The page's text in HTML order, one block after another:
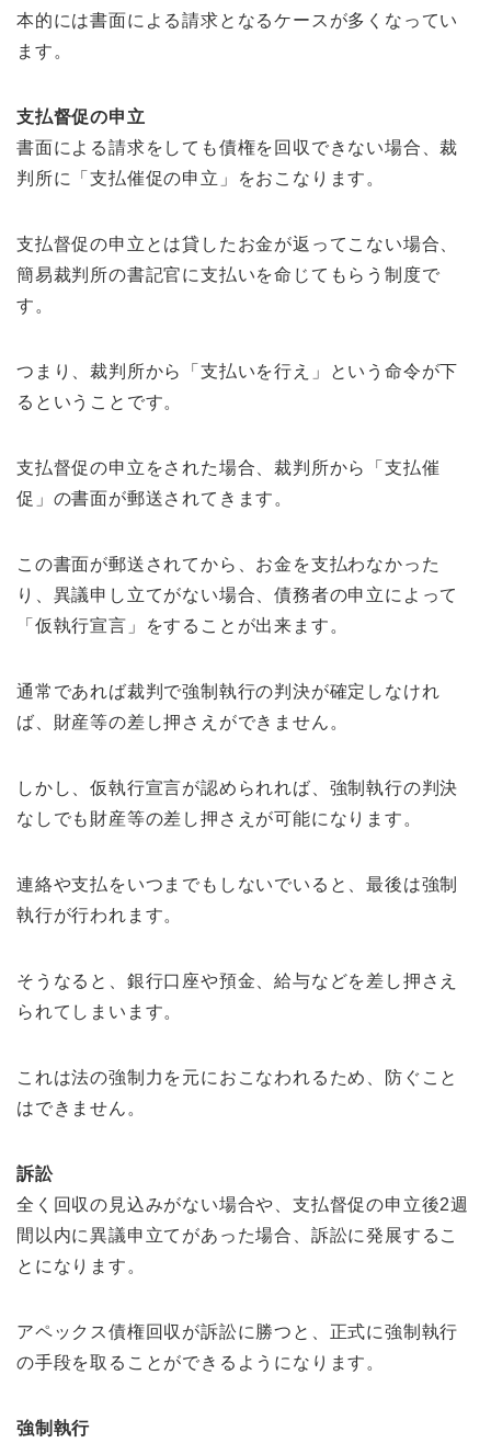
本的には書面による請求となるケースが多くなってい
ます。
支払督促の申立
書面による請求をしても債権を回収できない場合、裁
判所に「支払催促の申立」をおこなります。
支払督促の申立とは貸したお金が返ってこない場合、
簡易裁判所の書記官に支払いを命じてもらう制度で
す。
つまり、裁判所から「支払いを行え」という命令が下
るということです。
支払督促の申立をされた場合、裁判所から「支払催
促」の書面が郵送されてきます。
この書面が郵送されてから、お金を支払わなかった
り、異議申し立てがない場合、債務者の申立によって
「仮執行宣言」をすることが出来ます。
通常であれば裁判で強制執行の判決が確定しなけれ
ば、財産等の差し押さえができません。
しかし、仮執行宣言が認められれば、強制執行の判決
なしでも財産等の差し押さえが可能になります。
連絡や支払をいつまでもしないでいると、最後は強制
執行が行われます。
そうなると、銀行口座や預金、給与などを差し押さえ
られてしまいます。
これは法の強制力を元におこなわれるため、防ぐこと
はできません。
訴訟
全く回収の見込みがない場合や、支払督促の申立後2週
間以内に異議申立てがあった場合、訴訟に発展するこ
とになります。
アペックス債権回収が訴訟に勝つと、正式に強制執行
の手段を取ることができるようになります。
強制執行